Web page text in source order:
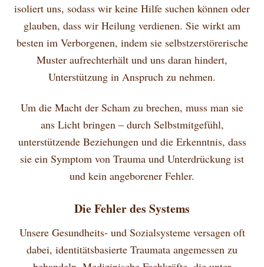
isoliert uns, sodass wir keine Hilfe suchen können oder
glauben, dass wir Heilung verdienen. Sie wirkt am
besten im Verborgenen, indem sie selbstzerstörerische
Muster aufrechterhält und uns daran hindert,
Unterstützung in Anspruch zu nehmen.
Um die Macht der Scham zu brechen, muss man sie
ans Licht bringen – durch Selbstmitgefühl,
unterstützende Beziehungen und die Erkenntnis, dass
sie ein Symptom von Trauma und Unterdrückung ist
und kein angeborener Fehler.
Die Fehler des Systems
Unsere Gesundheits- und Sozialsysteme versagen oft
dabei, identitätsbasierte Traumata angemessen zu